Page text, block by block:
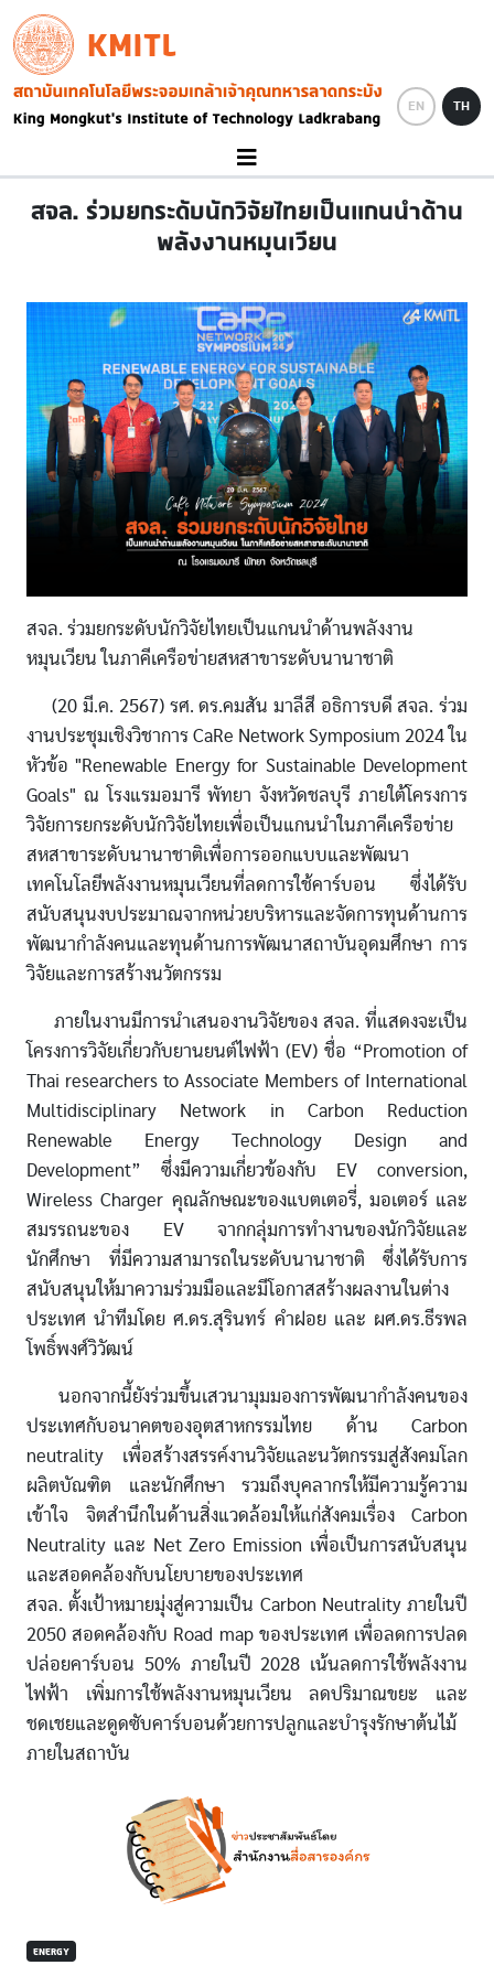
Skip to main content
KMITL
Image
EN TH
สจล. ร่วมยกระดับนักวิจัยไทยเป็นแกนนำด้าน
พลังงานหมุนเวียน
สจล. ร่วมยกระดับนักวิจัยไทยเป็นแกนนำด้านพลังงาน
หมุนเวียน ในภาคีเครือข่ายสหสาขาระดับนานาชาติ
(20 มี.ค. 2567) รศ. ดร.คมสัน มาลีสี อธิการบดี สจล. ร่วม
งานประชุมเชิงวิชาการ CaRe Network Symposium 2024 ใน
หัวข้อ "Renewable Energy for Sustainable Development
Goals" ณ โรงแรมอมารี พัทยา จังหวัดชลบุรี ภายใต้โครงการ
วิจัยการยกระดับนักวิจัยไทยเพื่อเป็นแกนนำในภาคีเครือข่าย
สหสาขาระดับนานาชาติเพื่อการออกแบบและพัฒนา
เทคโนโลยีพลังงานหมุนเวียนที่ลดการใช้คาร์บอน ซึ่งได้รับ
สนับสนุนงบประมาณจากหน่วยบริหารและจัดการทุนด้านการ
พัฒนากำลังคนและทุนด้านการพัฒนาสถาบันอุดมศึกษา การ
วิจัยและการสร้างนวัตกรรม
ภายในงานมีการนำเสนองานวิจัยของ สจล. ที่แสดงจะเป็น
โครงการวิจัยเกี่ยวกับยานยนต์ไฟฟ้า (EV) ชื่อ “Promotion of
Thai researchers to Associate Members of International
Multidisciplinary Network in Carbon Reduction
Renewable Energy Technology Design and
Development” ซึ่งมีความเกี่ยวข้องกับ EV conversion,
Wireless Charger คุณลักษณะของแบตเตอรี่, มอเตอร์ และ
สมรรถนะของ EV จากกลุ่มการทำงานของนักวิจัยและ
นักศึกษา ที่มีความสามารถในระดับนานาชาติ ซึ่งได้รับการ
สนับสนุนให้มาความร่วมมือและมีโอกาสสร้างผลงานในต่าง
ประเทศ นำทีมโดย ศ.ดร.สุรินทร์ คำฝอย และ ผศ.ดร.ธีรพล
โพธิ์พงศ์วิวัฒน์
นอกจากนี้ยังร่วมขึ้นเสวนามุมมองการพัฒนากำลังคนของ
ประเทศกับอนาคตของอุตสาหกรรมไทย ด้าน Carbon
neutrality เพื่อสร้างสรรค์งานวิจัยและนวัตกรรมสู่สังคมโลก
ผลิตบัณฑิต และนักศึกษา รวมถึงบุคลากรให้มีความรู้ความ
เข้าใจ จิตสำนึกในด้านสิ่งแวดล้อมให้แก่สังคมเรื่อง Carbon
Neutrality และ Net Zero Emission เพื่อเป็นการสนับสนุน
และสอดคล้องกับนโยบายของประเทศ
สจล. ตั้งเป้าหมายมุ่งสู่ความเป็น Carbon Neutrality ภายในปี
2050 สอดคล้องกับ Road map ของประเทศ เพื่อลดการปลด
ปล่อยคาร์บอน 50% ภายในปี 2028 เน้นลดการใช้พลังงาน
ไฟฟ้า เพิ่มการใช้พลังงานหมุนเวียน ลดปริมาณขยะ และ
ชดเชยและดูดซับคาร์บอนด้วยการปลูกและบำรุงรักษาต้นไม้
ภายในสถาบัน
ENERGY